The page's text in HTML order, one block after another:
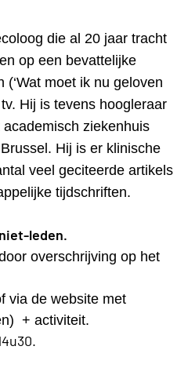
die al 20 jaar tracht
op een bevattelijke
moet ik nu geloven
Hij is tevens hoogleraar
ziekenhuis
Hij is er klinische
veel geciteerde artikels
tijdschriften.
leden.
overschrijving op het
via de website met
+ activiteit.